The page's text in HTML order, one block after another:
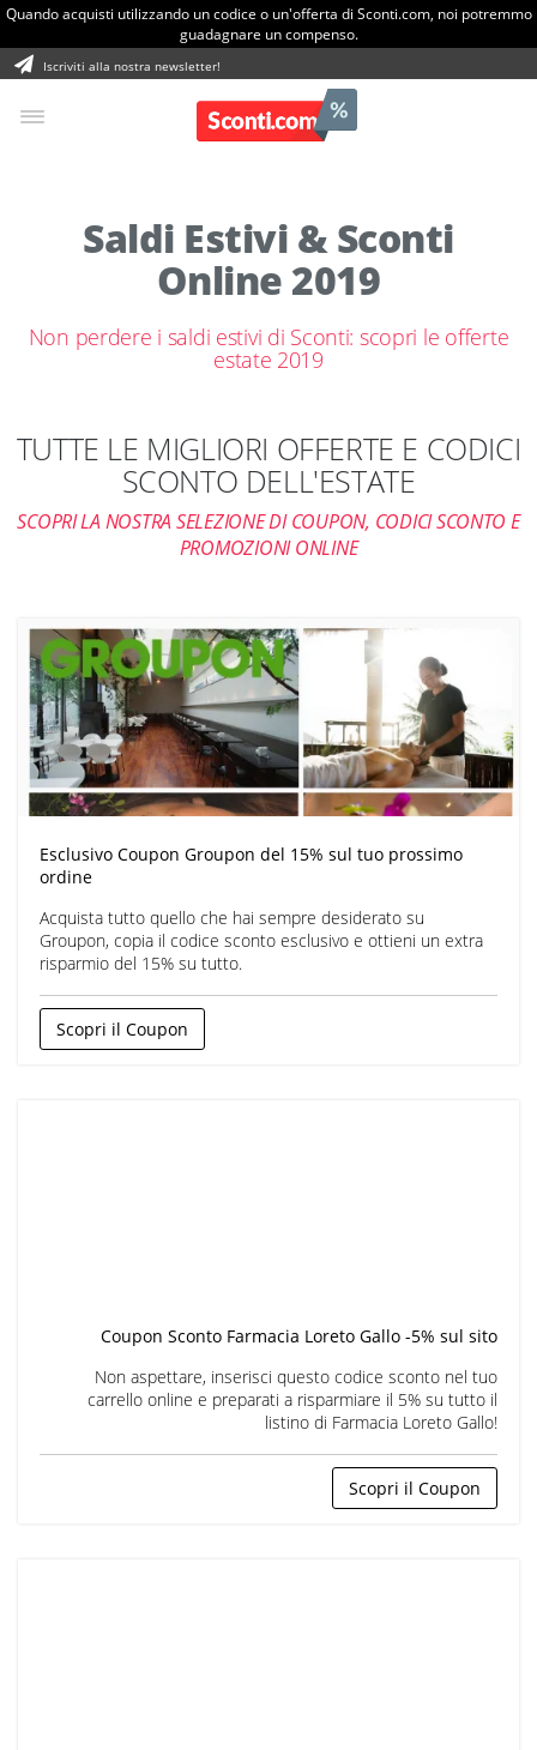
Quando acquisti utilizzando un codice o un'offerta di Sconti.com, noi potremmo
guadagnare un compenso.
Iscriviti alla nostra newsletter!
Saldi Estivi & Sconti
Online 2019
Non perdere i saldi estivi di Sconti: scopri le offerte
estate 2019
TUTTE LE MIGLIORI OFFERTE E CODICI
SCONTO DELL'ESTATE
SCOPRI LA NOSTRA SELEZIONE DI COUPON, CODICI SCONTO E
PROMOZIONI ONLINE
Esclusivo Coupon Groupon del 15% sul tuo prossimo
ordine
Acquista tutto quello che hai sempre desiderato su
Groupon, copia il codice sconto esclusivo e ottieni un extra
risparmio del 15% su tutto.
Scopri il Coupon
Coupon Sconto Farmacia Loreto Gallo -5% sul sito
Non aspettare, inserisci questo codice sconto nel tuo
carrello online e preparati a risparmiare il 5% su tutto il
listino di Farmacia Loreto Gallo!
Scopri il Coupon